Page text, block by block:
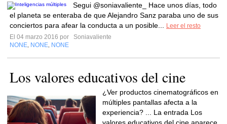
Segui @soniavaliente_ Hace unos días, todo
el planeta se enteraba de que Alejandro Sanz paraba uno de sus
conciertos para afear la conducta a un posible...
Leer el resto
El 04 marzo 2016 por
Soniavaliente
NONE NONE NONE
Los valores educativos del cine
¿Ver productos cinematográficos en
múltiples pantallas afecta a la
experiencia? ... La entrada Los